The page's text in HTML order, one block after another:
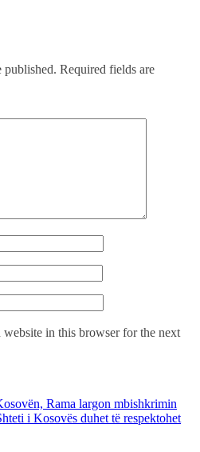
published. Required fields are
website in this browser for the next